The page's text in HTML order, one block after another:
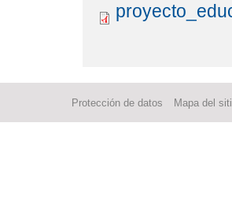
Protección de datos Mapa del